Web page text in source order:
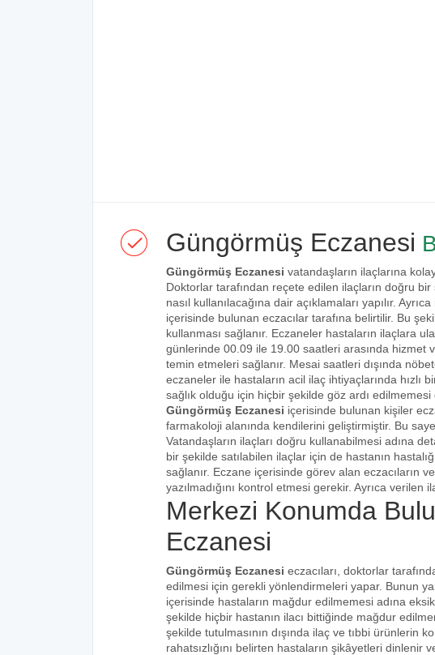
Güngörmüş Eczanesi
Güngörmüş Eczanesi vatandaşların ilaçlarına
Doktorlar tarafından reçete edilen ilaçların doğru bir
nasıl kullanılacağına dair açıklamaları yapılır.
içerisinde bulunan eczacılar tarafına belirtilir. Bu
kullanması sağlanır. Eczaneler hastaların ilaçlara
günlerinde 00.09 ile 19.00 saatleri arasında hizmet
temin etmeleri sağlanır. Mesai saatleri dışında
eczaneler ile hastaların acil ilaç ihtiyaçlarında hızlı
sağlık olduğu için hiçbir şekilde göz ardı edilmemesi
Güngörmüş Eczanesi içerisinde bulunan kişiler
farmakoloji alanında kendilerini geliştirmiştir. Bu
Vatandaşların ilaçları doğru kullanabilmesi adına
bir şekilde satılabilen ilaçlar için de hastanın
sağlanır. Eczane içerisinde görev alan eczacıların
yazılmadığını kontrol etmesi gerekir. Ayrıca verilen
Merkezi Konumda
Eczanesi
Güngörmüş Eczanesi eczacıları, doktorlar
edilmesi için gerekli yönlendirmeleri yapar. Bunun
içerisinde hastaların mağdur edilmemesi adına
şekilde hiçbir hastanın ilacı bittiğinde mağdur
şekilde tutulmasının dışında ilaç ve tıbbi ürünlerin
rahatsızlığını belirten hastaların şikâyetleri